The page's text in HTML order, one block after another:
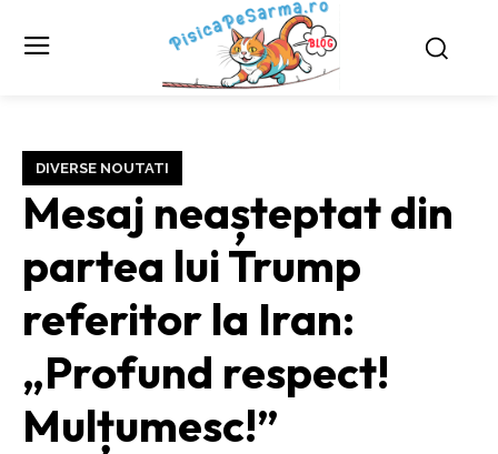
DIVERSE NOUTATI
Mesaj neașteptat din
partea lui Trump
referitor la Iran:
„Profund respect!
Mulțumesc!”